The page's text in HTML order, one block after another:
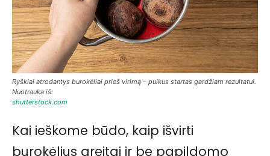
Ryškiai atrodantys burokėliai prieš virimą – puikus startas gardžiam rezultatui.
Nuotrauka iš:
shutterstock.com
Kai ieškome būdo, kaip išvirti
burokėlius greitai ir be papildomo